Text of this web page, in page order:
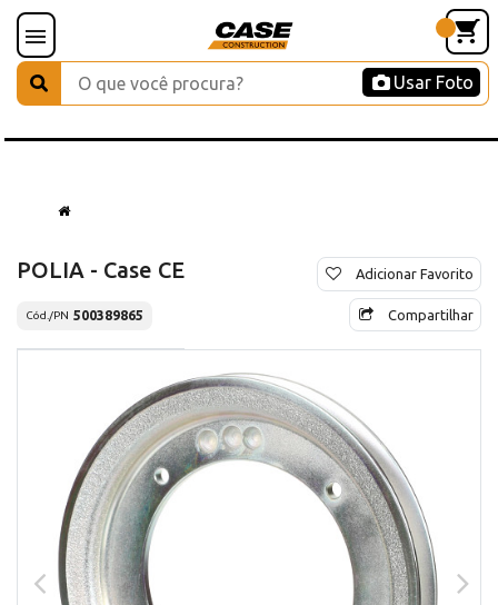
Usar Foto
POLIA - Case CE
Cód./PN 500389865
Adicionar Favorito
Compartilhar